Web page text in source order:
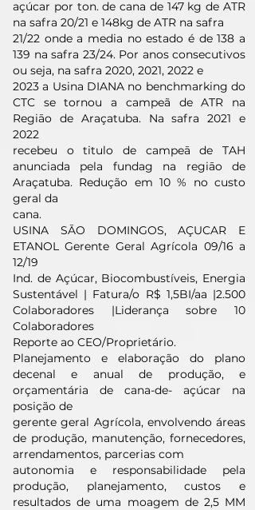
açúcar por ton. de cana de 147 kg de ATR
na safra 20/21 e 148kg de ATR na safra
21/22 onde a media no estado é de 138 a
139 na safra 23/24. Por anos consecutivos
ou seja, na safra 2020, 2021, 2022 e
2023 a Usina DIANA no benchmarking do
CTC se tornou a campeã de ATR na
Regiāo de Araçatuba. Na safra 2021 e
2022
recebeu o titulo de campeā de TAH
anunciada pela fundag na regiāo de
Araçatuba. Redução em 10 % no custo
geral da
cana.
USINA SĀO DOMINGOS, AÇUCAR E
ETANOL Gerente Geral Agrícola 09/16 a
12/19
Ind. de Açúcar, Biocombustíveis, Energia
Sustentável | Fatura/o R$ 1,5BI/aa |2.500
Colaboradores |Liderança sobre 10
Colaboradores
Reporte ao CEO/Proprietário.
Planejamento e elaboração do plano
decenal e anual de produção, e
orçamentária de cana-de- açúcar na
posição de
gerente geral Agrícola, envolvendo áreas
de produção, manutenção, fornecedores,
arrendamentos, parcerias com
autonomia e responsabilidade pela
produção, planejamento, custos e
resultados de uma moagem de 2,5 MM